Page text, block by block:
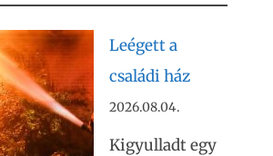
Leégett a
családi ház
2026.08.04.
Kigyulladt egy